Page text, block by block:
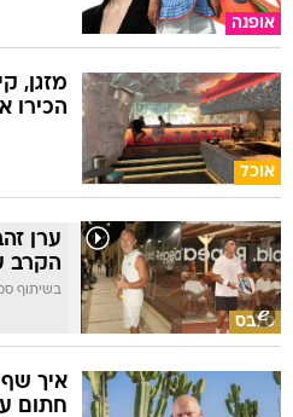
אופנה
אוכל
מזגן,
הכירו
סלבס
ערן
הקרב
בשיתוף
איך שף
חתום